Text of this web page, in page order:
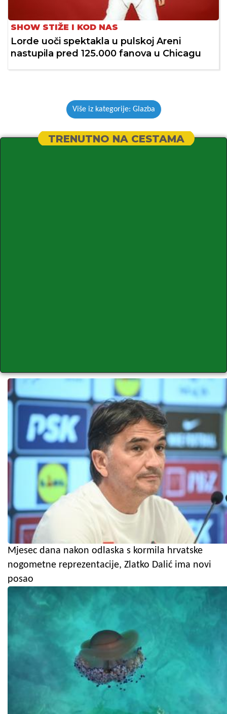
SHOW STIŽE I KOD NAS
Lorde uoči spektakla u pulskoj Areni
nastupila pred 125.000 fanova u Chicagu
Više iz kategorije: Glazba
TRENUTNO NA CESTAMA
Mjesec dana nakon odlaska s kormila hrvatske
nogometne reprezentacije, Zlatko Dalić ima novi
posao